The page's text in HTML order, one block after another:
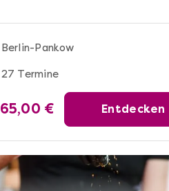
Berlin-Pankow
27 Termine
65,00 € Entdecken